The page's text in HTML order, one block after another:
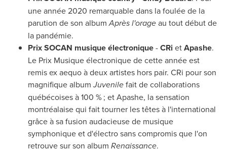
une année 2020 remarquable dans la foulée de la
parution de son albumAprès l'orageau tout début de
la pandémie.
Prix SOCAN musique électronique-CRi etApashe.
Le Prix Musiqueélectronique de cette année est
remis ex aequo à deux artistes hors pair. CRi pour son
magnifique albumJuvenilefait de collaborations
québécoises à 100 % ; et Apashe, la sensation
montréalaise qui fait tourner les têtes à l'international
grâce à sa fusion audacieuse de musique
symphonique et d'électro sans compromis que l'on
retrouve sur son album Renaissance.